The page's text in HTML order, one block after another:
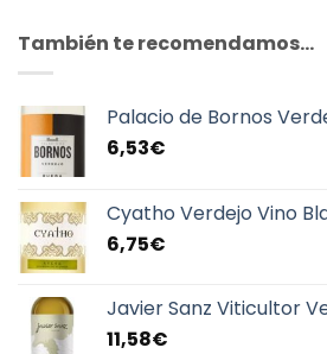
También te recomendamos…
Palacio de Bornos
6,53€
Cyatho Verdejo Vino
6,75€
Javier Sanz Viticultor
11,58€